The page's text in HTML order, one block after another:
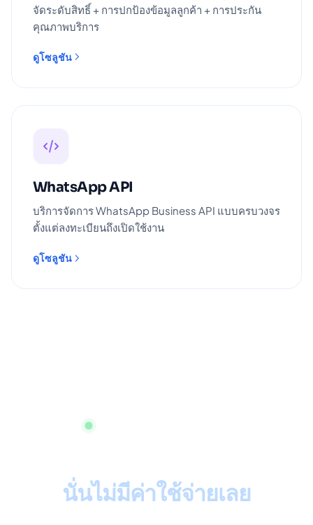
จัดระดับสิทธิ์ + การปกป้องข้อมูลลูกค้า + การประกัน
คุณภาพบริการ
ดูโซลูชัน
WhatsApp API
บริการจัดการ WhatsApp Business API แบบครบวงจร
ตั้งแต่ลงทะเบียนถึงเปิดใช้งาน
ดูโซลูชัน
เริ่มต้นทันที ไม่ต้องใช้บัตรเครดิต
นั่นไม่มีค่าใช้จ่ายเลย